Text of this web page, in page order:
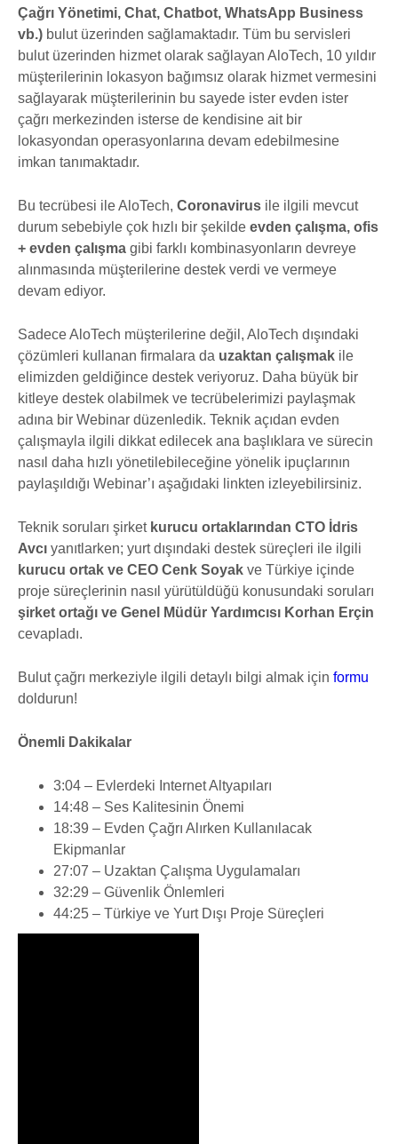
Çağrı Yönetimi, Chat, Chatbot, WhatsApp Business
vb.) bulut üzerinden sağlamaktadır. Tüm bu servisleri
bulut üzerinden hizmet olarak sağlayan AloTech, 10 yıldır
müşterilerinin lokasyon bağımsız olarak hizmet vermesini
sağlayarak müşterilerinin bu sayede ister evden ister
çağrı merkezinden isterse de kendisine ait bir
lokasyondan operasyonlarına devam edebilmesine
imkan tanımaktadır.
Bu tecrübesi ile AloTech, Coronavirus ile ilgili mevcut
durum sebebiyle çok hızlı bir şekilde evden çalışma, ofis
+ evden çalışma gibi farklı kombinasyonların devreye
alınmasında müşterilerine destek verdi ve vermeye
devam ediyor.
Sadece AloTech müşterilerine değil, AloTech dışındaki
çözümleri kullanan firmalara da uzaktan çalışmak ile
elimizden geldiğince destek veriyoruz. Daha büyük bir
kitleye destek olabilmek ve tecrübelerimizi paylaşmak
adına bir Webinar düzenledik. Teknik açıdan evden
çalışmayla ilgili dikkat edilecek ana başlıklara ve sürecin
nasıl daha hızlı yönetilebileceğine yönelik ipuçlarının
paylaşıldığı Webinar’ı aşağıdaki linkten izleyebilirsiniz.
Teknik soruları şirket kurucu ortaklarından CTO İdris
Avcı yanıtlarken; yurt dışındaki destek süreçleri ile ilgili
kurucu ortak ve CEO Cenk Soyak ve Türkiye içinde
proje süreçlerinin nasıl yürütüldüğü konusundaki soruları
şirket ortağı ve Genel Müdür Yardımcısı Korhan Erçin
cevapladı.
Bulut çağrı merkeziyle ilgili detaylı bilgi almak için formu
doldurun!
Önemli Dakikalar
3:04 – Evlerdeki Internet Altyapıları
14:48 – Ses Kalitesinin Önemi
18:39 – Evden Çağrı Alırken Kullanılacak
Ekipmanlar
27:07 – Uzaktan Çalışma Uygulamaları
32:29 – Güvenlik Önlemleri
44:25 – Türkiye ve Yurt Dışı Proje Süreçleri